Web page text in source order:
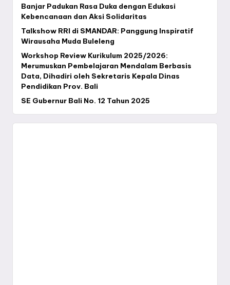
Banjar Padukan Rasa Duka dengan Edukasi
Kebencanaan dan Aksi Solidaritas
Talkshow RRI di SMANDAR: Panggung Inspiratif
Wirausaha Muda Buleleng
Workshop Review Kurikulum 2025/2026:
Merumuskan Pembelajaran Mendalam Berbasis
Data, Dihadiri oleh Sekretaris Kepala Dinas
Pendidikan Prov. Bali
SE Gubernur Bali No. 12 Tahun 2025